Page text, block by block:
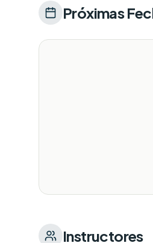
Próximas
Instructores